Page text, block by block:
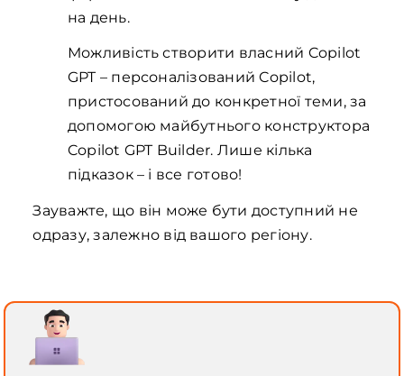
на день.
Можливість створити власний Copilot
GPT – персоналізований Copilot,
пристосований до конкретної теми, за
допомогою майбутнього конструктора
Copilot GPT Builder. Лише кілька
підказок – і все готово!
Зауважте, що він може бути доступний не
одразу, залежно від вашого регіону.